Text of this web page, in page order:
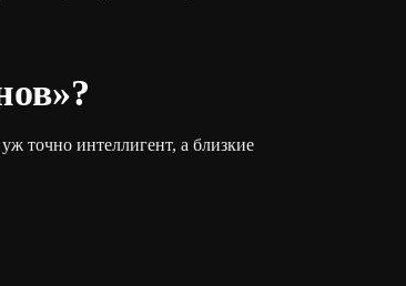
точно интеллигент, а близкие